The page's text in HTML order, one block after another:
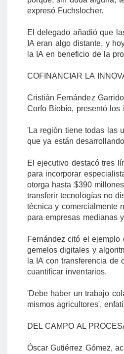
expresó Fuchslocher.
El delegado añadió que
IA eran algo distante, y
la IA en beneficio de la
COFINANCIAR LA
Cristián Fernández
Corfo Biobío, presentó los
'La región tiene todas las
que ya están
El ejecutivo destacó tres
para incorporar
otorga hasta $390
transferir tecnologías no
técnica y comercialmente
para empresas medianas
Fernández citó el
gemelos digitales y
la IA con transferencia de
cuantificar inventarios.
'Debe haber un trabajo
mismos agricultores',
DEL CAMPO AL
Óscar Gutiérrez Gómez,